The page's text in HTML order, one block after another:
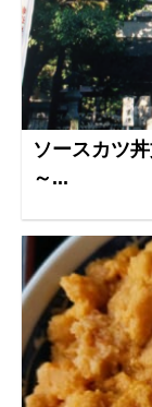
ソースカツ
～...